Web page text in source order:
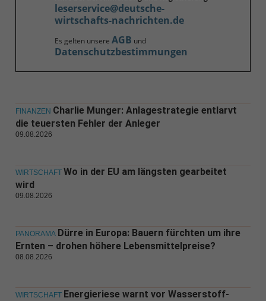
leserservice@deutsche-
wirtschafts-nachrichten.de
Es gelten unsere AGB und
Datenschutzbestimmungen
FINANZEN Charlie Munger: Anlagestrategie entlarvt
die teuersten Fehler der Anleger
09.08.2026
WIRTSCHAFT Wo in der EU am längsten gearbeitet
wird
09.08.2026
PANORAMA Dürre in Europa: Bauern fürchten um ihre
Ernten – drohen höhere Lebensmittelpreise?
08.08.2026
WIRTSCHAFT Energieriese warnt vor Wasserstoff-